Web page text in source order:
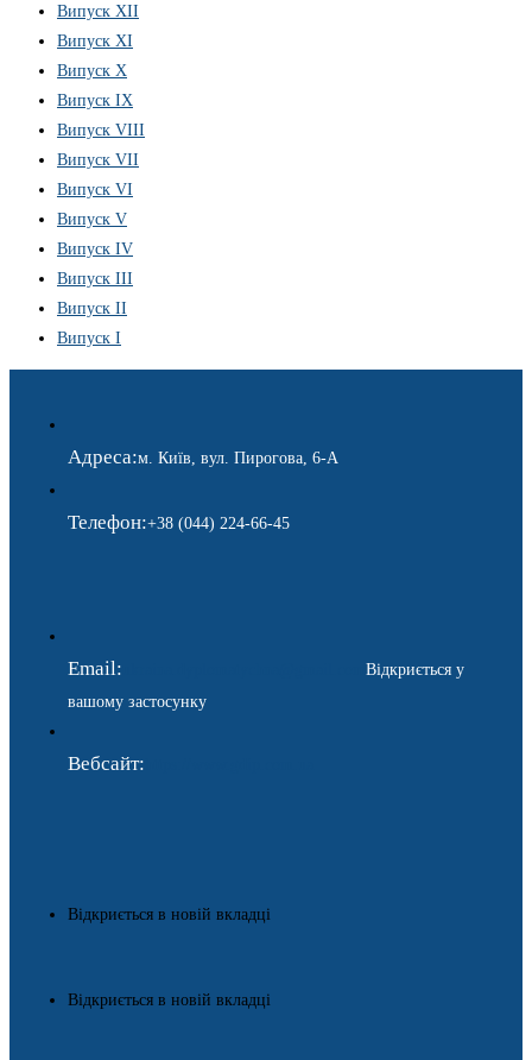
Випуск XII
Випуск XI
Випуск X
Випуск IX
Випуск VIII
Випуск VII
Випуск VI
Випуск V
Випуск IV
Випуск III
Випуск II
Випуск I
Адреса:м. Київ, вул. Пирогова, 6-А
Телефон:+38 (044) 224-66-45
Email:
Відкриється у
вашому застосунку
Вебсайт:
Відкриється в новій вкладці
Відкриється в новій вкладці